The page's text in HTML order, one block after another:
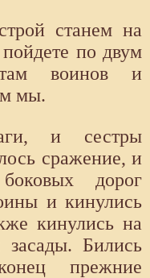
станем на
по двум
там воинов и
мы.
и сестры
сражение, и
дорог
и кинулись
кинулись на
Бились
прежние